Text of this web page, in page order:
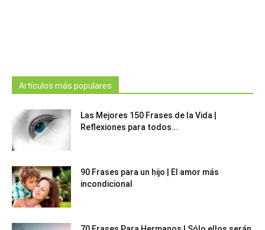
Artículos más populares
Las Mejores 150 Frases de la Vida |
Reflexiones para todos...
90 Frases para un hijo | El amor más
incondicional